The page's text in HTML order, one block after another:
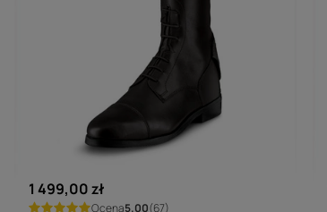
Oficerki Ego7 Orion - czarne
1 499,00 zł
Ocena5.00(67)